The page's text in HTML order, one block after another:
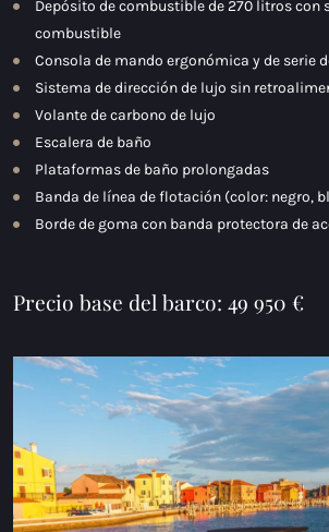
Depósito de combustible de 270 litros con
combustible
Consola de mando ergonómica y de serie
Sistema de dirección de lujo sin
Volante de carbono de lujo
Escalera de baño
Plataformas de baño prolongadas
Banda de línea de flotación (color: negro,
Borde de goma con banda protectora de
Precio base del barco: 49 950 €